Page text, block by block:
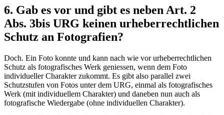
6. Gab es vor und gibt es neben Art. 2
Abs. 3bis URG keinen urheberrechtlichen
Schutz an Fotografien?
Doch. Ein Foto konnte und kann nach wie vor urheberrechtlichen
Schutz als fotografisches Werk geniessen, wenn dem Foto
individueller Charakter zukommt. Es gibt also parallel zwei
Schutzstufen von Fotos unter dem URG, einmal als fotografisches
Werk (mit individuellem Charakter) und daneben nun auch als
fotografische Wiedergabe (ohne individuellen Charakter).